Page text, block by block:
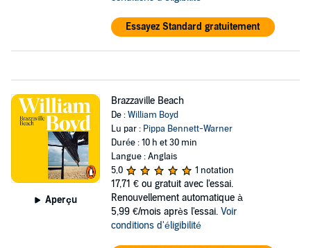
Essayez Standard gratuitement
Aperçu
Brazzaville Beach
De :William Boyd
Lu par : Pippa Bennett-Warner
Durée : 10 h et 30 min
Langue : Anglais
5,0
1 notation
17,71 € ou gratuit avec l'essai.
Renouvellement automatique à
5,99 €/mois après l'essai. Voir
conditions d'éligibilité